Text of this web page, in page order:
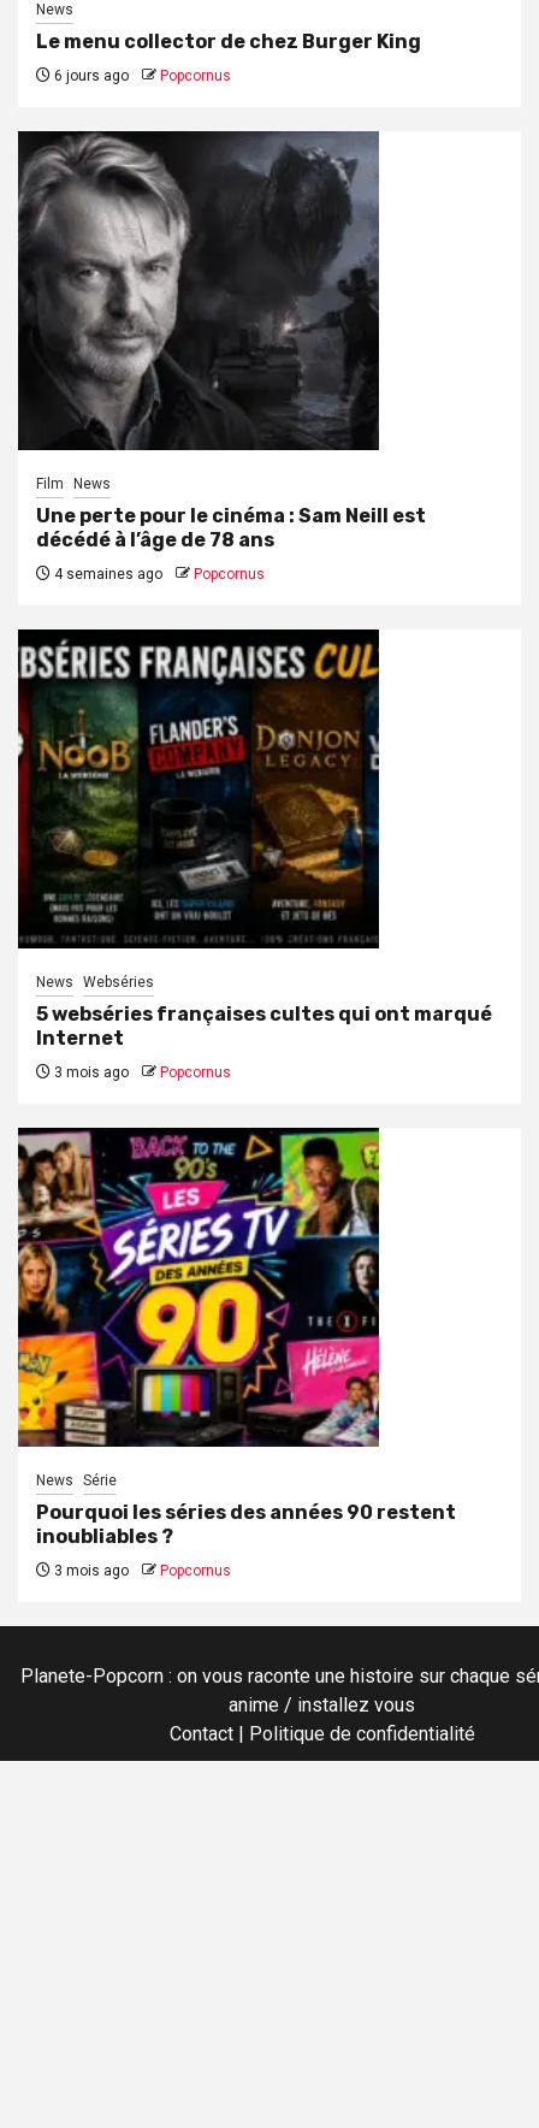
News
Le menu collector de chez Burger King
6 jours ago Popcornus
Film News
Une perte pour le cinéma : Sam Neill est
décédé à l’âge de 78 ans
4 semaines ago Popcornus
News Webséries
5 webséries françaises cultes qui ont marqué
Internet
3 mois ago Popcornus
News Série
Pourquoi les séries des années 90 restent
inoubliables ?
3 mois ago Popcornus
Planete-Popcorn : on vous raconte une histoire sur chaque
anime / installez vous
Contact| Politique de confidentialité